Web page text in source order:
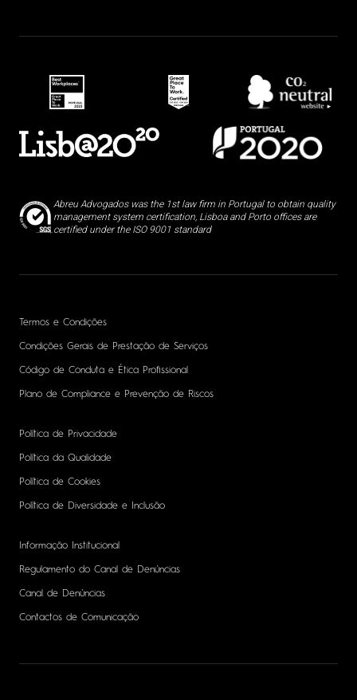
Abreu Advogados was the 1st law firm in Portugal to obtain quality
management system certification, Lisboa and Porto offices are
certified under the ISO 9001 standard
Termos e Condições
Condições Gerais de Prestação de Serviços
Código de Conduta e Ética Profissional
Plano de Compliance e Prevenção de Riscos
Política de Privacidade
Política da Qualidade
Política de Cookies
Política de Diversidade e Inclusão
Informação Institucional
Regulamento do Canal de Denúncias
Canal de Denúncias
Contactos de Comunicação